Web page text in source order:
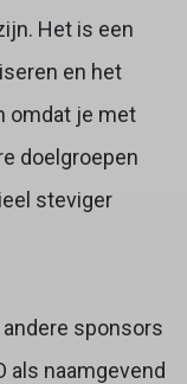
Het is een
en het
omdat je met
doelgroepen
steviger
sponsors
als naamgevend